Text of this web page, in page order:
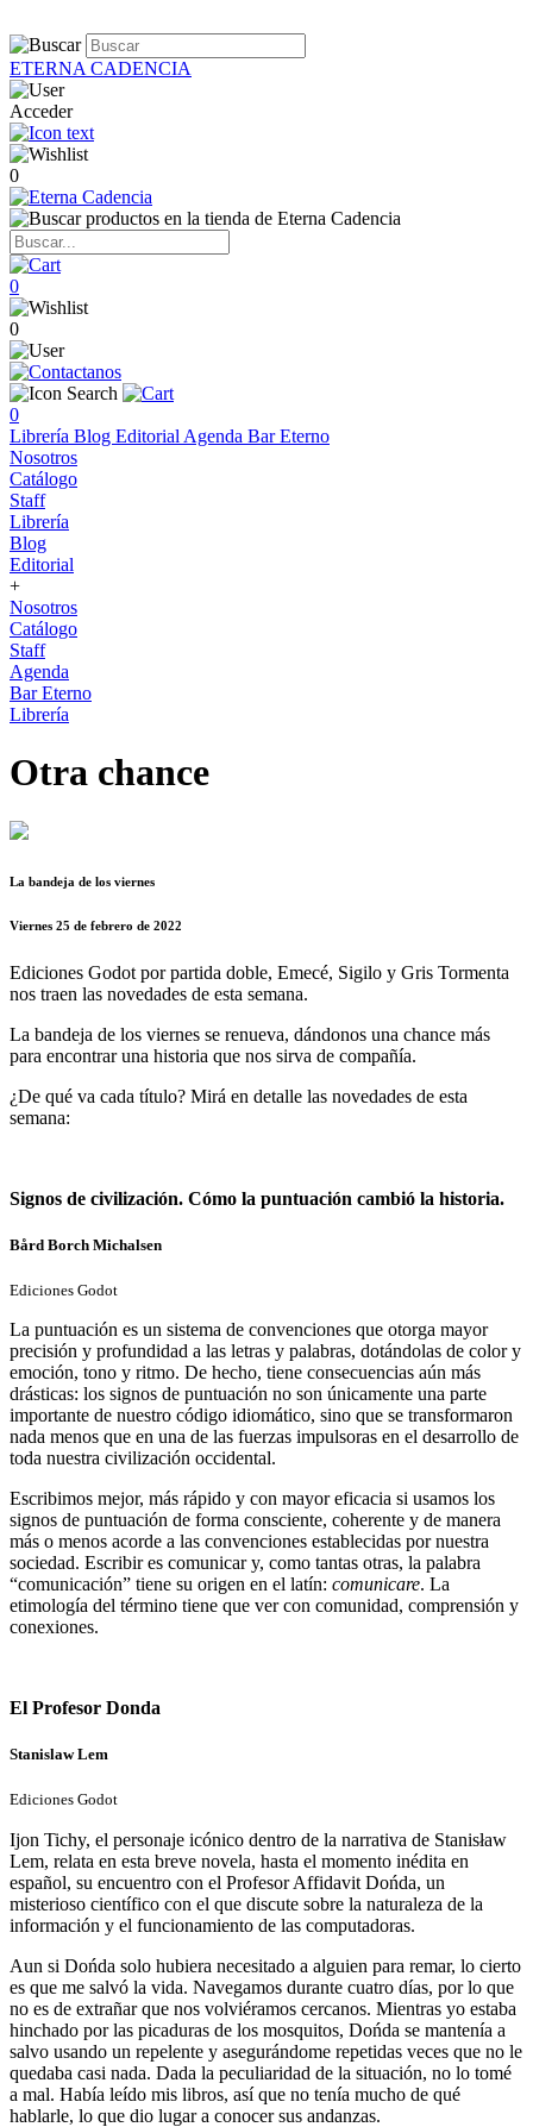
ETERNA CADENCIA
Acceder
0
0
0
0
Librería Blog Editorial Agenda Bar Eterno
Nosotros
Catálogo
Staff
Librería
Blog
Editorial
+
Nosotros
Catálogo
Staff
Agenda
Bar Eterno
Librería
Otra chance
La bandeja de los viernes
Viernes 25 de febrero de 2022
Ediciones Godot por partida doble, Emecé, Sigilo y Gris Tormenta
nos traen las novedades de esta semana.
La bandeja de los viernes se renueva, dándonos una chance más
para encontrar una historia que nos sirva de compañía.
¿De qué va cada título? Mirá en detalle las novedades de esta
semana:
Signos de civilización. Cómo la puntuación cambió la historia.
Bård Borch Michalsen
Ediciones Godot
La puntuación es un sistema de convenciones que otorga mayor
precisión y profundidad a las letras y palabras, dotándolas de color y
emoción, tono y ritmo. De hecho, tiene consecuencias aún más
drásticas: los signos de puntuación no son únicamente una parte
importante de nuestro código idiomático, sino que se transformaron
nada menos que en una de las fuerzas impulsoras en el desarrollo de
toda nuestra civilización occidental.
Escribimos mejor, más rápido y con mayor eficacia si usamos los
signos de puntuación de forma consciente, coherente y de manera
más o menos acorde a las convenciones establecidas por nuestra
sociedad. Escribir es comunicar y, como tantas otras, la palabra
“comunicación” tiene su origen en el latín: comunicare. La
etimología del término tiene que ver con comunidad, comprensión y
conexiones.
El Profesor Donda
Stanislaw Lem
Ediciones Godot
Ijon Tichy, el personaje icónico dentro de la narrativa de Stanisław
Lem, relata en esta breve novela, hasta el momento inédita en
español, su encuentro con el Profesor Affidavit Dońda, un
misterioso científico con el que discute sobre la naturaleza de la
información y el funcionamiento de las computadoras.
Aun si Dońda solo hubiera necesitado a alguien para remar, lo cierto
es que me salvó la vida. Navegamos durante cuatro días, por lo que
no es de extrañar que nos volviéramos cercanos. Mientras yo estaba
hinchado por las picaduras de los mosquitos, Dońda se mantenía a
salvo usando un repelente y asegurándome repetidas veces que no le
quedaba casi nada. Dada la peculiaridad de la situación, no lo tomé
a mal. Había leído mis libros, así que no tenía mucho de qué
hablarle, lo que dio lugar a conocer sus andanzas.